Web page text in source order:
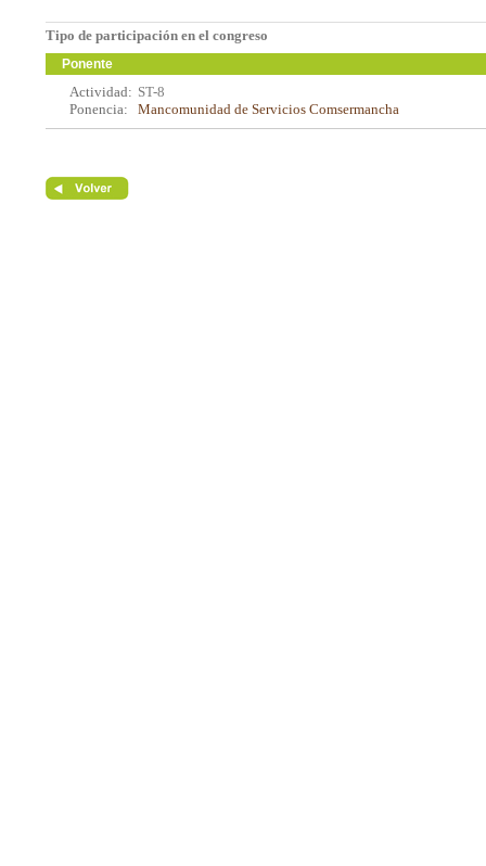
Tipo de participación en el congreso
Ponente
Actividad: ST-8
Ponencia:
Mancomunidad de Servicios Comsermancha